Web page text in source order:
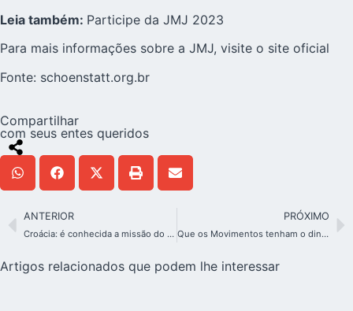
Leia também: Participe da JMJ 2023
Para mais informações sobre a JMJ, visite o site oficial
Fonte: schoenstatt.org.br
Compartilhar
com seus entes queridos
ANTERIOR
Croácia: é conhecida a missão do segundo santuário de Schoenstatt
PRÓXIMO
Que os Movimentos tenham o dinamismo sinodal
Artigos relacionados que podem lhe interessar